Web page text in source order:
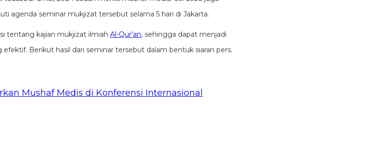
agenda seminar mukjizat tersebut selama 5 hari di Jakarta.
tentang kajian mukjizat ilmiah Al-Qur'an, sehingga dapat menjadi
efektif. Berikut hasil dari seminar tersebut dalam bentuk siaran pers.
Mushaf Medis di Konferensi Internasional